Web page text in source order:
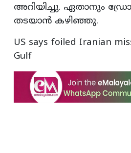
അറിയിച്ചു. ഏതാനും
തടയാൻ കഴിഞ്ഞു.
US says foiled Iranian
Gulf